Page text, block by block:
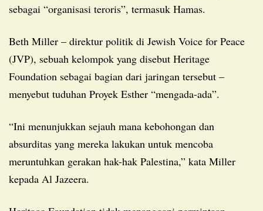
sebagai “organisasi teroris”, termasuk Hamas.
Beth Miller – direktur politik di Jewish Voice for Peace
(JVP), sebuah kelompok yang disebut Heritage
Foundation sebagai bagian dari jaringan tersebut –
menyebut tuduhan Proyek Esther “mengada-ada”.
“Ini menunjukkan sejauh mana kebohongan dan
absurditas yang mereka lakukan untuk mencoba
meruntuhkan gerakan hak-hak Palestina,” kata Miller
kepada Al Jazeera.